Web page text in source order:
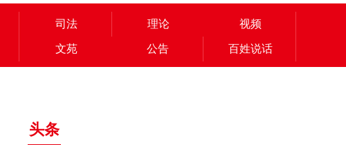
司法 理论 视频
文苑 公告 百姓说话
头条